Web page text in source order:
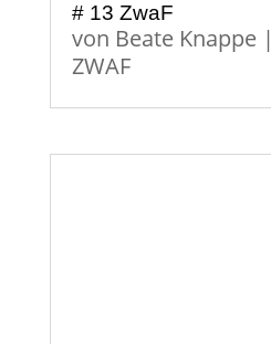
# 13 ZwaF
von Beate Knappe|
ZWAF